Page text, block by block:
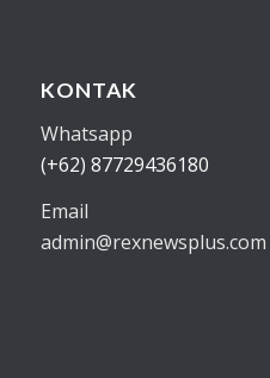
KONTAK
Whatsapp
(+62) 87729436180
Email
admin@rexnewsplus.com